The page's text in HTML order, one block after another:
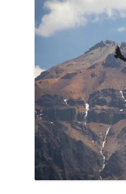
NOS BONNES